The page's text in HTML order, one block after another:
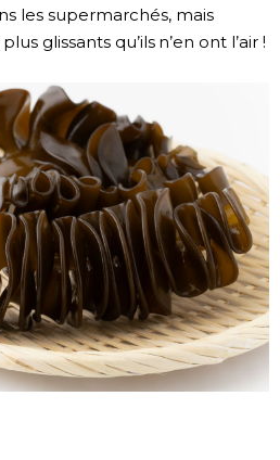
les supermarchés, mais
glissants qu’ils n’en ont l’air !